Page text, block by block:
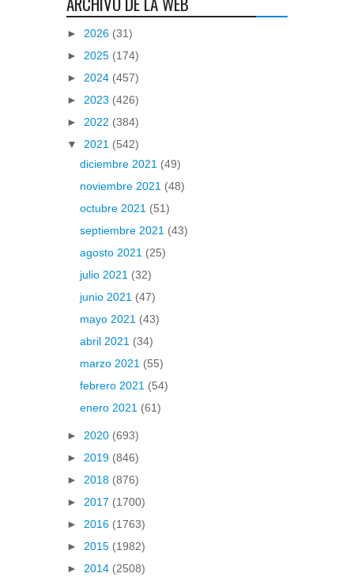
► 2026 (31)
► 2025 (174)
► 2024 (457)
► 2023 (426)
► 2022 (384)
▼ 2021 (542)
diciembre 2021 (49)
noviembre 2021 (48)
octubre 2021 (51)
septiembre 2021 (43)
agosto 2021 (25)
julio 2021 (32)
junio 2021 (47)
mayo 2021 (43)
abril 2021 (34)
marzo 2021 (55)
febrero 2021 (54)
enero 2021 (61)
► 2020 (693)
► 2019 (846)
► 2018 (876)
► 2017 (1700)
► 2016 (1763)
► 2015 (1982)
► 2014 (2508)